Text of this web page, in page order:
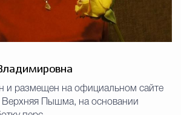
и размещен на официальном сайте
Верхняя Пышма, на основании